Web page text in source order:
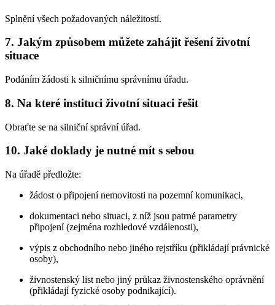
Splnění všech požadovaných náležitostí.
7. Jakým způsobem můžete zahájit řešení životní
situace
Podáním žádosti k silničnímu správnímu úřadu.
8. Na které instituci životní situaci řešit
Obraťte se na silniční správní úřad.
10. Jaké doklady je nutné mít s sebou
Na úřadě předložte:
žádost o připojení nemovitosti na pozemní komunikaci,
dokumentaci nebo situaci, z níž jsou patrné parametry
připojení (zejména rozhledové vzdálenosti),
výpis z obchodního nebo jiného rejstříku (přikládají právnické
osoby),
živnostenský list nebo jiný průkaz živnostenského oprávnění
(přikládají fyzické osoby podnikající).